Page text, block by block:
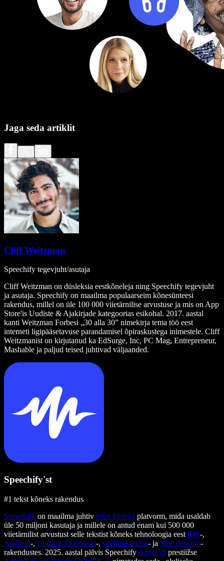
Jaga seda artiklit
Cliff Weitzman
Speechify tegevjuht/asutaja
Cliff Weitzman on düsleksia eestkõneleja ning Speechify tegevjuht
ja asutaja. Speechify on maailma populaarseim kõnesünteesi
rakendus, millel on üle 100 000 viietärnilise arvustuse ja mis on App
Store'is Uudiste & Ajakirjade kategoorias esikohal. 2017. aastal
kanti Weitzman Forbesi „30 alla 30” nimekirja tema töö eest
interneti ligipääsetavuse parandamisel õpiraskustega inimestele. Cliff
Weitzmanist on kirjutanud ka EdSurge, Inc, PC Mag, Entrepreneur,
Mashable ja paljud teised juhtivad väljaanded.
Speechify'st
#1 tekst kõneks rakendus
Speechify on maailma juhtiv tekst kõneks platvorm, mida usaldab
üle 50 miljoni kasutaja ja millele on antud enam kui 500 000
viietärnilist arvustust selle tekstist kõneks tehnoloogia eest iOS-,
Android-, Chrome Extension-, veebirakendus- ja Mac desktop-
rakendustes. 2025. aastal pälvis Speechify Apple’ilt prestiižse